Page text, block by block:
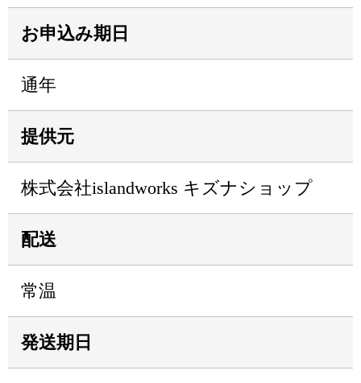
お申込み期日
通年
提供元
株式会社islandworks キズナショップ
配送
常温
発送期日